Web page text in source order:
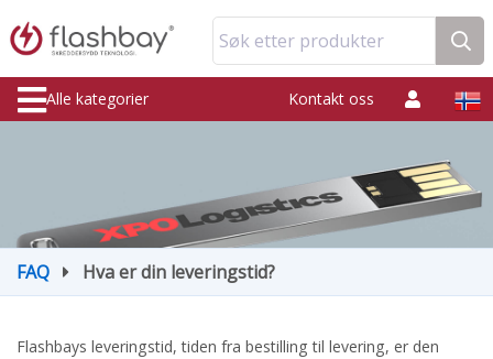
Søk etter produkter
Alle kategorier Kontakt oss
FAQ Hva er din leveringstid?
Flashbays leveringstid, tiden fra bestilling til levering, er den